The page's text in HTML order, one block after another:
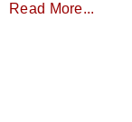
Read More...